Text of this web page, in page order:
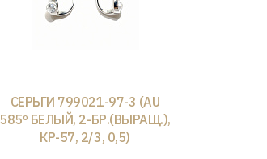
СЕРЬГИ 799021-97-3 (AU
585º БЕЛЫЙ, 2-БР.(ВЫРАЩ.),
КР-57, 2/3, 0,5)